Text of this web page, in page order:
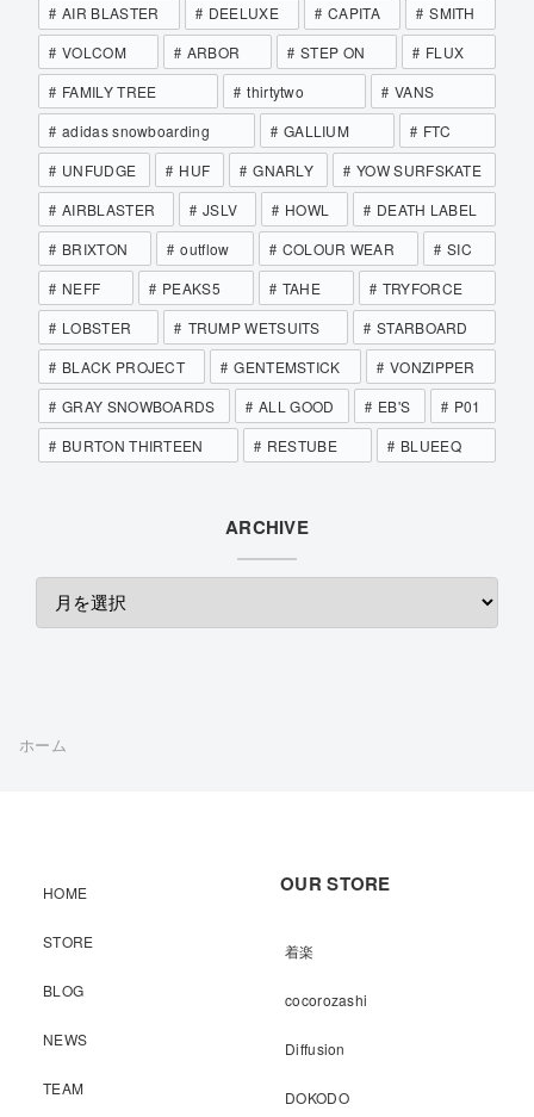
AIR BLASTER
DEELUXE CAPITA
SMITH
VOLCOM
ARBOR STEP ON
FLUX
FAMILY TREE
thirtytwo
VANS
adidas snowboarding
GALLIUM
FTC
UNFUDGE
HUF GNARLY
YOW SURFSKATE
AIRBLASTER
JSLV HOWL
DEATH LABEL
BRIXTON
outflow COLOUR WEAR
SIC
NEFF
PEAKS5 TAHE
TRYFORCE
LOBSTER
TRUMP WETSUITS
STARBOARD
BLACK PROJECT
GENTEMSTICK
VONZIPPER
GRAY SNOWBOARDS
ALL GOOD EB'S
P01
BURTON THIRTEEN
RESTUBE BLUEEQ
ARCHIVE
ホーム
HOME
STORE
BLOG
NEWS
TEAM
OUR STORE
着楽
cocorozashi
Diffusion
DOKODO